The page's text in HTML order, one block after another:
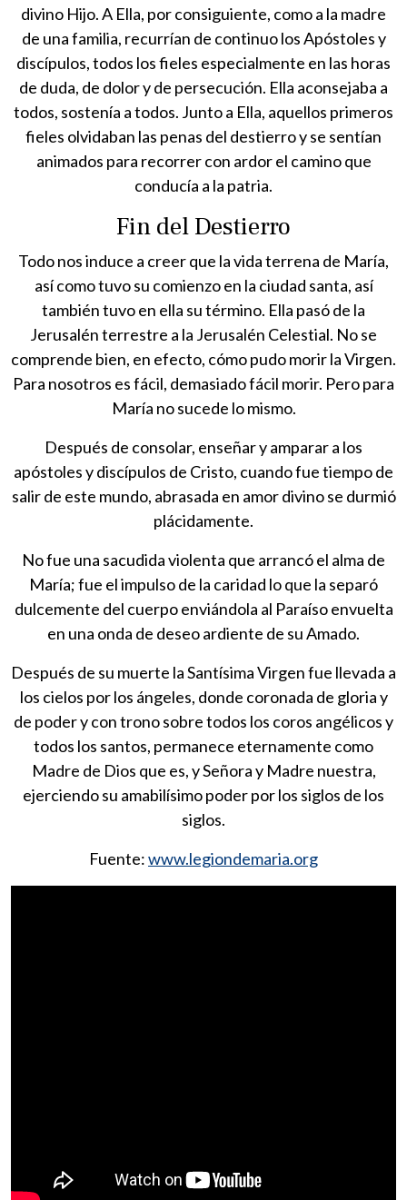
divino Hijo. A Ella, por consiguiente, como a la madre
de una familia, recurrían de continuo los Apóstoles y
discípulos, todos los fieles especialmente en las horas
de duda, de dolor y de persecución. Ella aconsejaba a
todos, sostenía a todos. Junto a Ella, aquellos primeros
fieles olvidaban las penas del destierro y se sentían
animados para recorrer con ardor el camino que
conducía a la patria.
Fin del Destierro
Todo nos induce a creer que la vida terrena de María,
así como tuvo su comienzo en la ciudad santa, así
también tuvo en ella su término. Ella pasó de la
Jerusalén terrestre a la Jerusalén Celestial. No se
comprende bien, en efecto, cómo pudo morir la Virgen.
Para nosotros es fácil, demasiado fácil morir. Pero para
María no sucede lo mismo.
Después de consolar, enseñar y amparar a los
apóstoles y discípulos de Cristo, cuando fue tiempo de
salir de este mundo, abrasada en amor divino se durmió
plácidamente.
No fue una sacudida violenta que arrancó el alma de
María; fue el impulso de la caridad lo que la separó
dulcemente del cuerpo enviándola al Paraíso envuelta
en una onda de deseo ardiente de su Amado.
Después de su muerte la Santísima Virgen fue llevada a
los cielos por los ángeles, donde coronada de gloria y
de poder y con trono sobre todos los coros angélicos y
todos los santos, permanece eternamente como
Madre de Dios que es, y Señora y Madre nuestra,
ejerciendo su amabilísimo poder por los siglos de los
siglos.
Fuente:www.legiondemaria.org